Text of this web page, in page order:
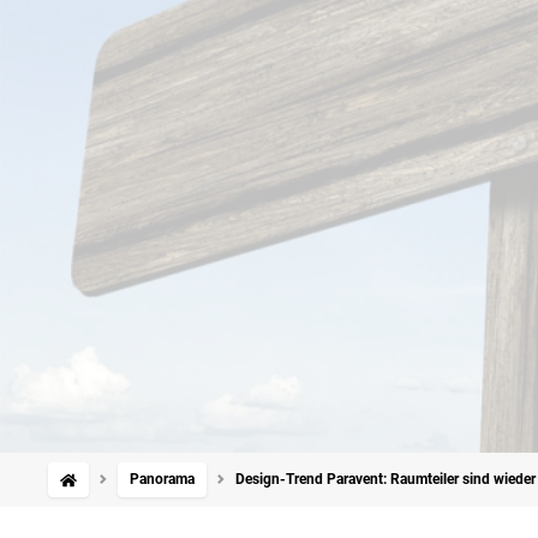
Panorama Design-Trend Paravent: Raumteiler sind wieder